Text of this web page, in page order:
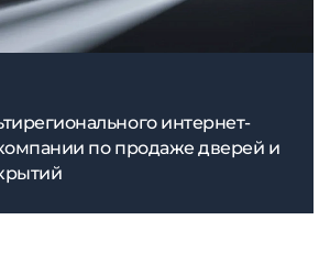
интернет-
по продаже дверей и